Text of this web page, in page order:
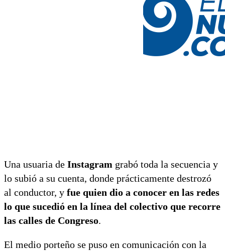
Una usuaria de Instagram grabó toda la secuencia y
lo subió a su cuenta, donde prácticamente destrozó
al conductor, y fue quien dio a conocer en las redes
lo que sucedió en la línea del colectivo que recorre
las calles de Congreso.
El medio porteño se puso en comunicación con la